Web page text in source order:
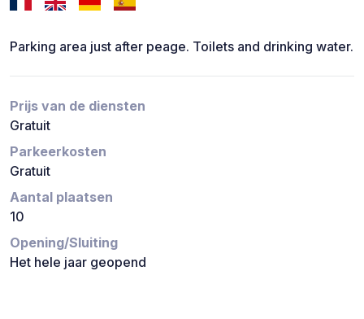
Parking area just after peage. Toilets and drinking water.
Prijs van de diensten
Gratuit
Parkeerkosten
Gratuit
Aantal plaatsen
10
Opening/Sluiting
Het hele jaar geopend